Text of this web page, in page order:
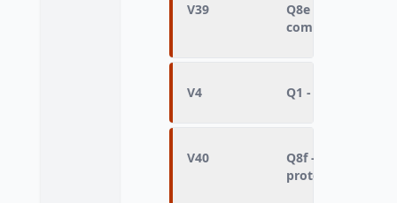
V39
Q8e -
combat le
V4 Q1 - Obéir aux
V40
Q8f -
protège